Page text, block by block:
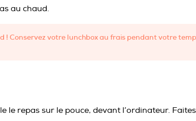
au chaud.
! Conservez votre lunchbox au frais pendant votre
le repas sur le pouce, devant l’ordinateur.